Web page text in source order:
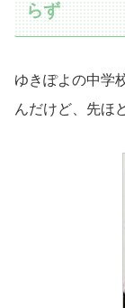
らず
ゆきぽよの中学
んだけど、先ほ